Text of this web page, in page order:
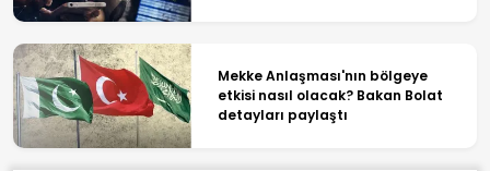
Mekke Anlaşması'nın bölgeye
etkisi nasıl olacak? Bakan Bolat
detayları paylaştı